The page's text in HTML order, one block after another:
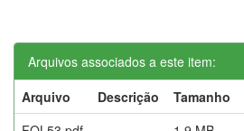
Arquivos associados a este item:
Arquivo
Descrição Tamanho